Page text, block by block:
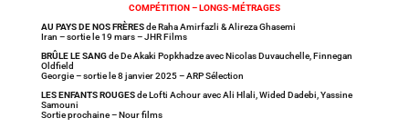
COMPÉTITION – LONGS-MÉTRAGES
AU PAYS DE NOS FRÈRESde Raha Amirfazli & Alireza Ghasemi
Iran – sortie le 19 mars – JHR Films
BRÛLE LE SANGde De Akaki Popkhadze avec Nicolas Duvauchelle, Finnegan
Oldfield
Georgie – sortie le 8 janvier 2025 – ARP Sélection
LES ENFANTS ROUGESde Lofti Achour avec Ali Hlali, Wided Dadebi, Yassine
Samouni
Sortie prochaine – Nour films